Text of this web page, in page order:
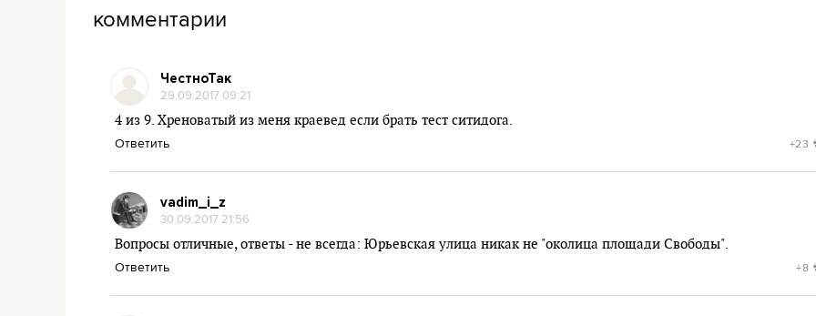
комментарии
ЧестноТак
29.09.2017 09:21
4 из 9. Хреноватый из меня краевед если брать тест ситидога.
Ответить +23
vadim_i_z
30.09.2017 21:56
Вопросы отличные, ответы - не всегда: Юрьевская улица никак не "околица площади Свободы".
Ответить +8